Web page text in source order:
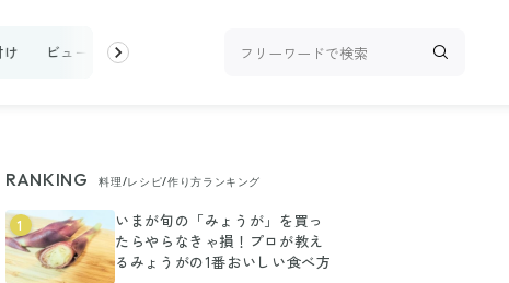
ビューティ スーパー 料理レシピ 話題
RANKING 料理/レシピ/作り方ランキング
1
いまが旬の「みょうが」を買っ
たらやらなきゃ損！プロが教え
るみょうがの1番おいしい食べ方